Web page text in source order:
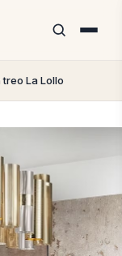
La Lollo